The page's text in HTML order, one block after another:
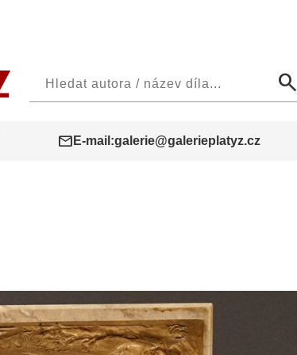
search
mail E-mail:galerie@galerieplatyz.cz